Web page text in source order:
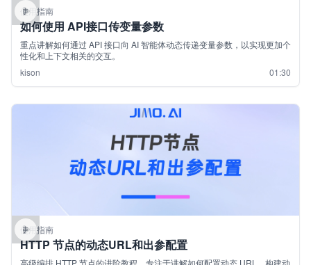
使用指南
如何使用 API接口传变量参数
重点讲解如何通过 API 接口向 AI 智能体动态传递变量参数，以实现更加个
性化和上下文相关的交互。
kison
01:30
使用指南
HTTP 节点的动态URL和出参配置
高级编排 HTTP 节点的进阶教程，专注于讲解如何配置动态 URL、构建动